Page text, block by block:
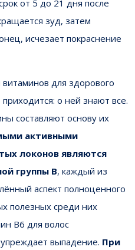
от 5 до 21 дня после
зуд, затем
исчезает покраснение
для здорового
о ней знают все.
составляют основу их
активными
локонов являются
группы В, каждый из
аспект полноценного
полезных среди них
В6 для волос
выпадение. При